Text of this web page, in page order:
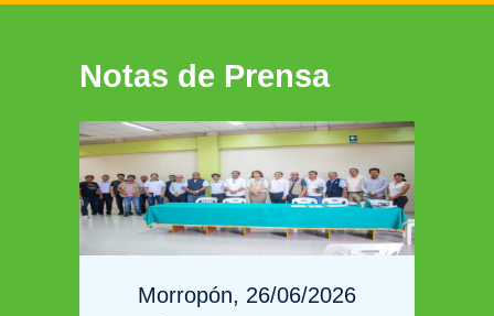
Notas de Prensa
Morropón, 26/06/2026